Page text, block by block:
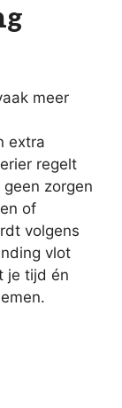
meer
extra
regelt
zorgen
of
volgens
vlot
je tijd én